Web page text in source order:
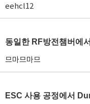
eehcl12
동일한 RF방전챔버에
므마므마므